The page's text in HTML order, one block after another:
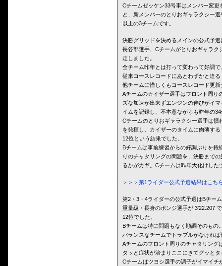
Cチームゼッケン33号車はメンバー変
と、新メンバーのとりおギャラクシー
以上の3チームです。
決勝グリッドを決めるメインの公式予
長谷部選手、Cチームがとりおギャラ
走しました。
全チーム昨年とは打って変わって好調
従来コースレコードにあとわずかと迫
他チームに惜しくもコースレコード更
Aチームのカイザー選手はフロント周り
ズな加速が出来ずエンジンの伸びがイ
イムを記録し、不本意ながらも昨年の
Cチームのとりおギャラクシー選手は
を発揮し、カイザーのタイムに肉薄す
12位という結果でした。
Bチームは事前練習からの好調ぶりを持
りのチャタリングの問題を、決勝まで
るかがカギ。Cチームは昨年大化けし
＞＞＞第1ライダー公式予選結果はこち
第2・3・4ライダーの公式予選はBチー
重量級・長身のポンジ選手が 3'22.207
12位でした。
Bチームは特に問題もなく順調そのもの
バランスなチームでトラブルがなけれ
Aチームのフロント周りのチャタリング
タッと症状が治まりここにきてグッと
Cチームはツヨシ選手の調子がイマイチ